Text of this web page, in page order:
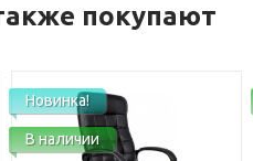
покупают
В наличии